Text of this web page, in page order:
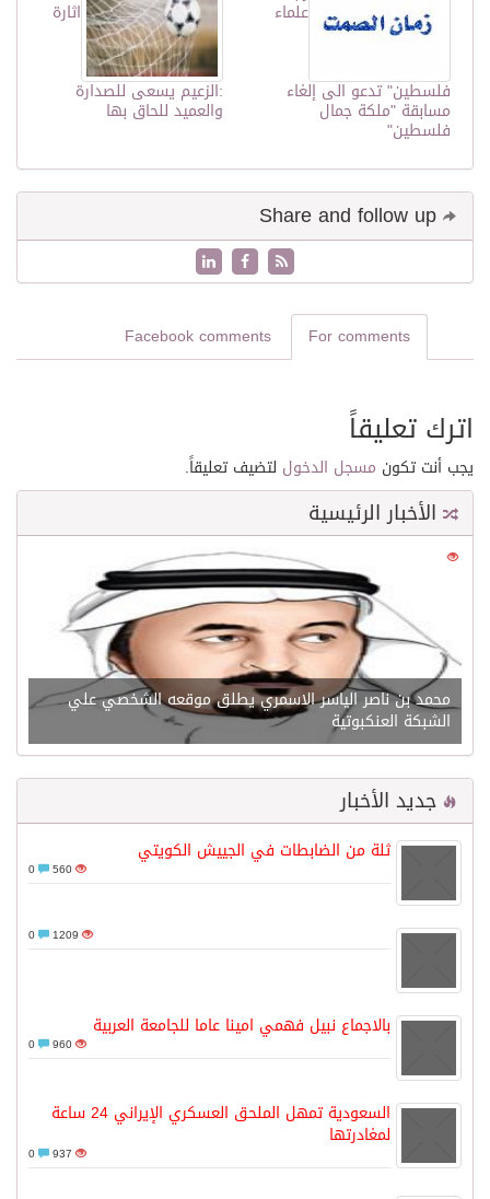
اثارة
:الزعيم يسعى للصدارة
والعميد للحاق بها
علماء
فلسطين" تدعو الى إلغاء
مسابقة "ملكة جمال
فلسطين"
For comments
Facebook comments
اترك تعليقاً
يجب أنت تكون مسجل الدخول لتضيف تعليقاً.
الأخبار الرئيسية
21530
محمد بن ناصر الياسر الاسمري يطلق موقعه الشخصي علي
الشبكة العنكبوتية
جديد الأخبار
ثلة من الضابطات في الجييش الكويتي
560
1209
بالاجماع نبيل فهمي امينا عاما للجامعة العربية
960
السعودية تمهل الملحق العسكري الإيراني 24 ساعة
لمغادرتها
937